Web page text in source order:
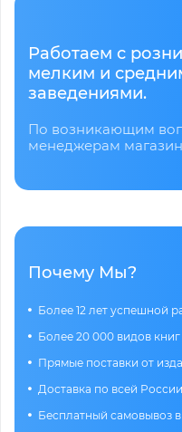
Работаем с
мелким и
заведениями.
По возникающим
менеджерам
Почему Мы?
Более 12 лет успешной
Более 20 000 видов книг
Прямые поставки от
Доставка по всей России
Бесплатный самовывоз